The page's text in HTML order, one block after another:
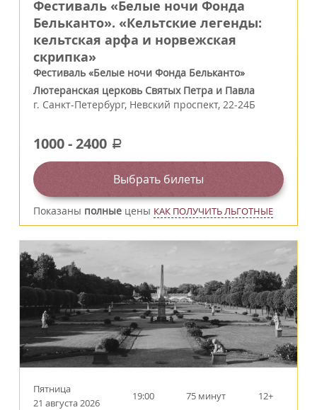
Фестиваль «Белые ночи Фонда
Бельканто». «Кельтские легенды:
кельтская арфа и норвежская
скрипка»
Фестиваль «Белые ночи Фонда Бельканто»
Лютеранская церковь Святых Петра и Павла
г. Санкт-Петербург, Невский проспект, 22-24Б
1000-2400 a
Выбрать билеты
Показаны полные цены КАК ПОЛУЧИТЬ ЛЬГОТНЫЕ
Пятница
21 августа 2026
19:00 75 минут 12+